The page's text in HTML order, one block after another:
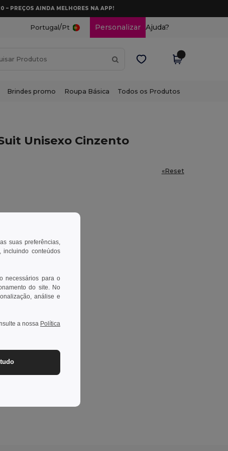
– PREÇOS AINDA MELHORES NA APP!
Portugal /Pt Personalizar Ajuda?
Brindes promo Roupa Básica Todos os Produtos
Unisexo Cinzento
«Reset
suas preferências,
conteúdos
necessários para o
do site. No
análise e
a nossa Política